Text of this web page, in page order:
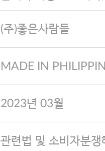
(주)좋은사람들
MADE IN
2023년 03월
관련법 및 소비자분